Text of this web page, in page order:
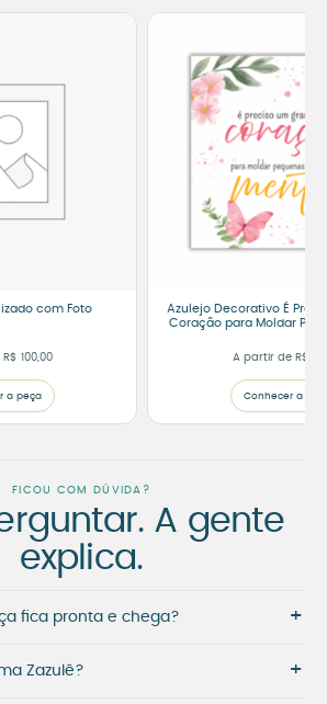
com Foto
R$ 100,00Faixa de preço: R$ 25,00 através R$ 100,00
a peça
Azulejo Decorativo É
Coração para Moldar
A partir de R$
Conhecer a
FICOU COM DÚVIDA?
A gente
explica.
fica pronta e chega? +
Zazulê? +